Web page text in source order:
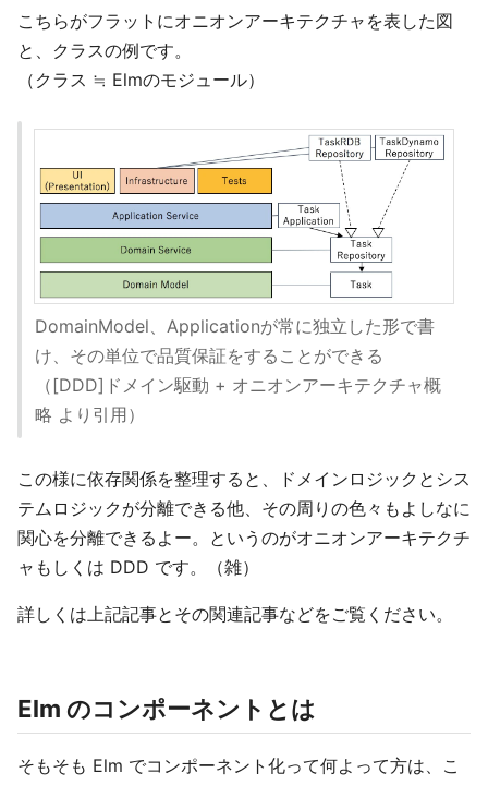
こちらがフラットにオニオンアーキテクチャを表した図
と、クラスの例です。
（クラス ≒ Elmのモジュール）
DomainModel、Applicationが常に独立した形で書
け、その単位で品質保証をすることができる
（[DDD]ドメイン駆動 + オニオンアーキテクチャ概
略 より引用）
この様に依存関係を整理すると、ドメインロジックとシス
テムロジックが分離できる他、その周りの色々もよしなに
関心を分離できるよー。というのがオニオンアーキテクチ
ャもしくは DDD です。（雑）
詳しくは上記記事とその関連記事などをご覧ください。
Elm のコンポーネントとは
そもそも Elm でコンポーネント化って何よって方は、こ